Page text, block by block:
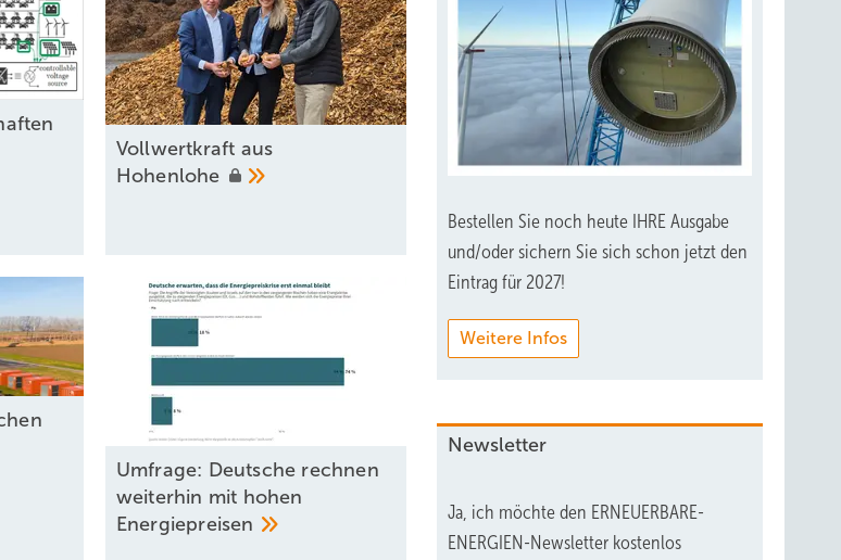
Vollwertkraft aus
Hohenlohe
Umfrage: Deutsche rechnen
weiterhin mit hohen
Energiepreisen
Bestellen Sie noch heute IHRE Ausgabe
und/oder sichern Sie sich schon jetzt den
Eintrag für 2027!
Weitere Infos
Newsletter
Ja, ich möchte den ERNEUERBARE-
ENERGIEN-Newsletter kostenlos